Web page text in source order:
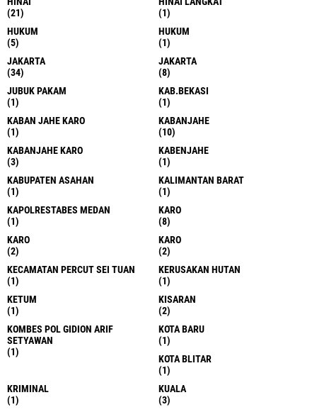
(21)
(1)
HUKUM
(5)
HUKUM
(1)
JAKARTA
(34)
JAKARTA
(8)
JUBUK PAKAM
(1)
KAB.BEKASI
(1)
KABAN JAHE KARO
(1)
KABANJAHE
(10)
KABANJAHE KARO
(3)
KABENJAHE
(1)
KABUPATEN ASAHAN
(1)
KALIMANTAN BARAT
(1)
KAPOLRESTABES MEDAN
(1)
KARO
(8)
KARO
(2)
KARO
(2)
KECAMATAN PERCUT SEI TUAN
(1)
KERUSAKAN HUTAN
(1)
KETUM
(1)
KISARAN
(2)
KOMBES POL GIDION ARIF
SETYAWAN
(1)
KOTA BARU
(1)
KOTA BLITAR
(1)
KRIMINAL
(1)
KUALA
(3)